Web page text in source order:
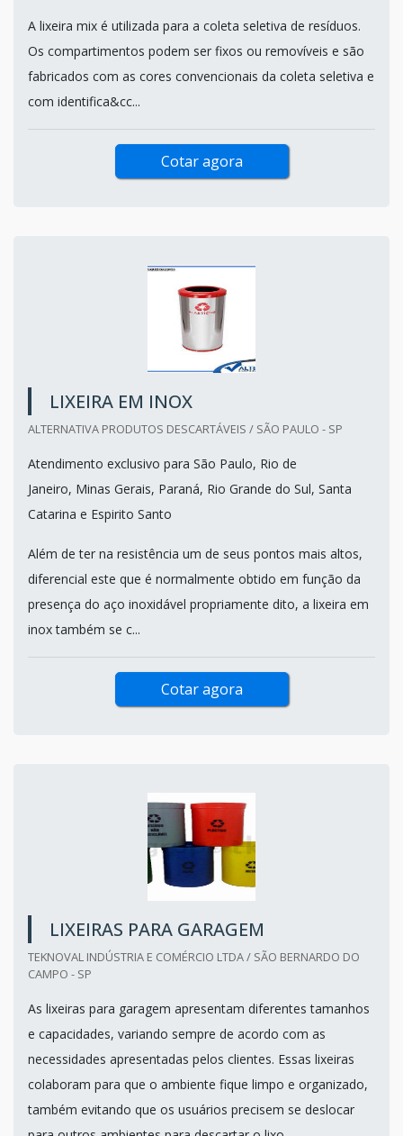
A lixeira mix é utilizada para a coleta seletiva de resíduos.
Os compartimentos podem ser fixos ou removíveis e são
fabricados com as cores convencionais da coleta seletiva e
com identifica&cc...
Cotar agora
LIXEIRA EM INOX
ALTERNATIVA PRODUTOS DESCARTÁVEIS / SÃO PAULO - SP
Atendimento exclusivo para São Paulo, Rio de
Janeiro, Minas Gerais, Paraná, Rio Grande do Sul, Santa
Catarina e Espirito Santo
Além de ter na resistência um de seus pontos mais altos,
diferencial este que é normalmente obtido em função da
presença do aço inoxidável propriamente dito, a lixeira em
inox também se c...
Cotar agora
LIXEIRAS PARA GARAGEM
TEKNOVAL INDÚSTRIA E COMÉRCIO LTDA / SÃO BERNARDO DO
CAMPO - SP
As lixeiras para garagem apresentam diferentes tamanhos
e capacidades, variando sempre de acordo com as
necessidades apresentadas pelos clientes. Essas lixeiras
colaboram para que o ambiente fique limpo e organizado,
também evitando que os usuários precisem se deslocar